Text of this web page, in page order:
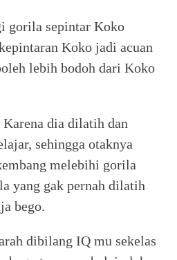
gorila sepintar Koko
Koko jadi acuan
lebih bodoh dari Koko
dia dilatih dan
sehingga otaknya
melebihi gorila
yang gak pernah dilatih
bego.
dibilang IQ mu sekelas